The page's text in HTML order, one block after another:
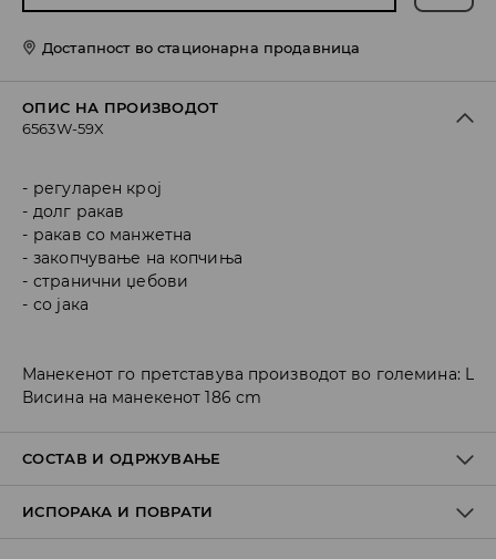
Достапност во стационарна продавница
ОПИС НА ПРОИЗВОДОТ
6563W-59X
регуларен крој
долг ракав
ракав со манжетна
закопчување на копчиња
странични џебови
со јака
Манекенот го претставува производот во големина: L
Висина на манекенот 186 cm
СОСТАВ И ОДРЖУВАЊЕ
Материјал I: 100% COTTON
ИСПОРАКА И ПОВРАТИ